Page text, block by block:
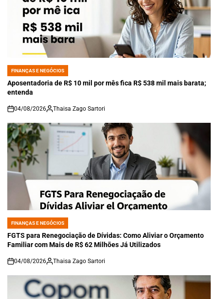
POSTED
IN
FINANÇAS E NEGÓCIOS
Aposentadoria de R$ 10 mil por mês fica R$ 538 mil mais barata;
entenda
on
04/08/2026 Thaisa Zago Sartori
POSTED
IN
FINANÇAS E NEGÓCIOS
FGTS para Renegociação de Dívidas: Como Aliviar o Orçamento
Familiar com Mais de R$ 62 Milhões Já Utilizados
on
04/08/2026 Thaisa Zago Sartori